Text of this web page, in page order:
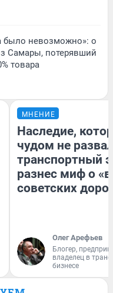
было невозможно»: о
Самары, потерявший
товара
МНЕНИЕ
Наследие,
чудом не
транспортный
разнес миф о
советских
Олег Арефьев
Блогер,
владелец в
бизнесе